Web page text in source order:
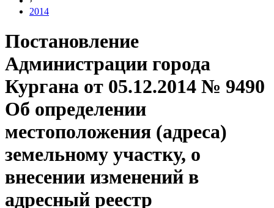
2014
Постановление
Администрации города
Кургана от 05.12.2014 № 9490
Об определении
местоположения (адреса)
земельному участку, о
внесении изменений в
адресный реестр